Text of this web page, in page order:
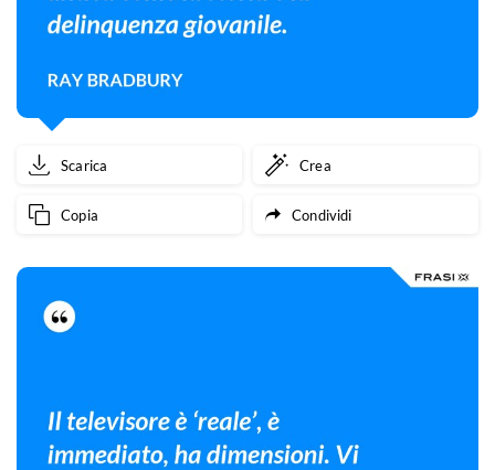
Scarica Crea
Copia Condividi